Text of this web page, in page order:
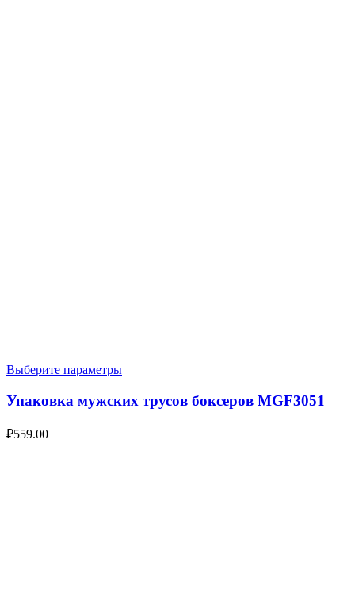
Выберите параметры
Упаковка мужских трусов боксеров MGF3051
₽559.00